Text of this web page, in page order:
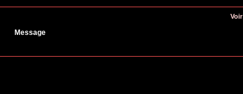
Message